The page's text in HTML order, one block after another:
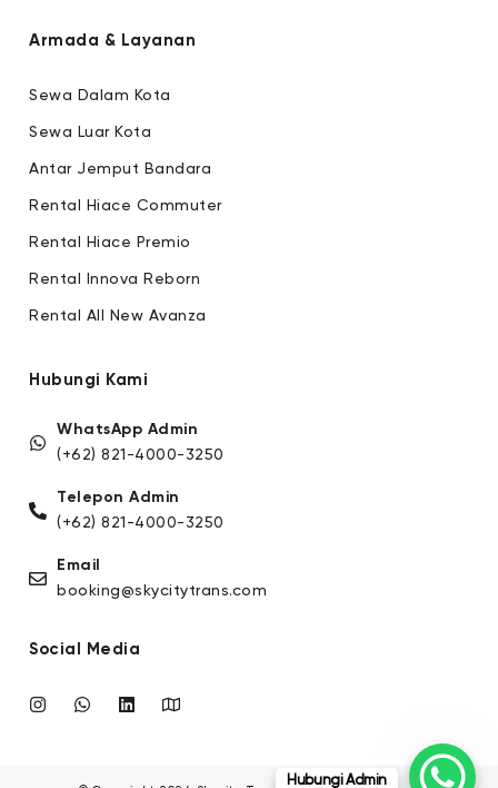
Armada & Layanan
Sewa Dalam Kota
Sewa Luar Kota
Antar Jemput Bandara
Rental Hiace Commuter
Rental Hiace Premio
Rental Innova Reborn
Rental All New Avanza
Hubungi Kami
WhatsApp Admin
(+62) 821-4000-3250
Telepon Admin
(+62) 821-4000-3250
Email
booking@skycitytrans.com
Social Media
Hubungi Admin